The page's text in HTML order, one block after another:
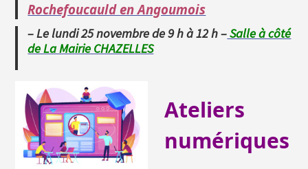
Rochefoucauld en Angoumois
– Le lundi 25 novembre de 9 h à 12 h –Salle à côté
de La Mairie CHAZELLES
Ateliers
numériques